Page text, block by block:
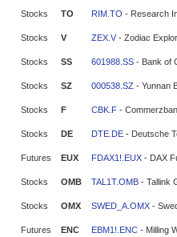
Stocks TO RIM.TO - Research
Stocks V ZEX.V - Zodiac
Stocks SS 601988.SS - Bank of
Stocks SZ 000538.SZ - Yunnan
Stocks F CBK.F -
Stocks DE DTE.DE - Deutsche
Futures EUX FDAX1!.EUX - DAX
Stocks OMB TAL1T.OMB - Tallink
Stocks OMX SWED_A.OMX -
Futures ENC EBM1!.ENC - Milling